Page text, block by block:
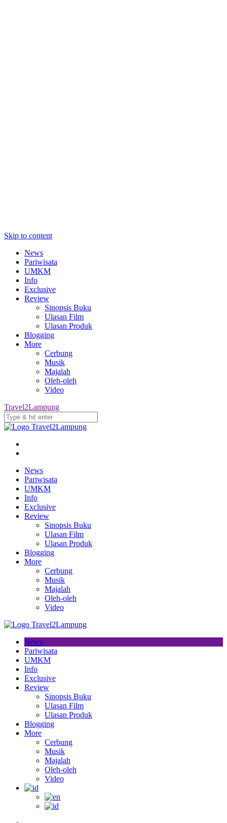
Skip to content
News
Pariwisata
UMKM
Info
Exclusive
Review
Sinopsis Buku
Ulasan Film
Ulasan Produk
Blogging
More
Cerbung
Musik
Majalah
Oleh-oleh
Video
Travel2Lampung
News
Pariwisata
UMKM
Info
Exclusive
Review
Sinopsis Buku
Ulasan Film
Ulasan Produk
Blogging
More
Cerbung
Musik
Majalah
Oleh-oleh
Video
News
Pariwisata
UMKM
Info
Exclusive
Review
Sinopsis Buku
Ulasan Film
Ulasan Produk
Blogging
More
Cerbung
Musik
Majalah
Oleh-oleh
Video